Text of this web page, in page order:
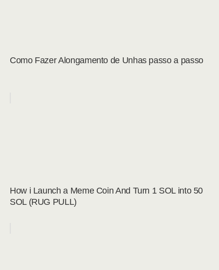
Como Fazer Alongamento de Unhas passo a passo
How i Launch a Meme Coin And Turn 1 SOL into 50
SOL (RUG PULL)